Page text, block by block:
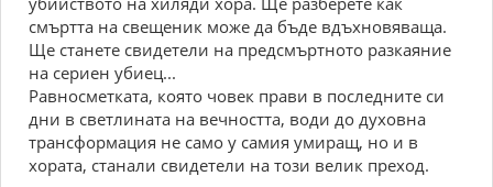
смъртта на свещеник може да бъде вдъхновяваща.
Ще станете свидетели на предсмъртното разкаяние
на сериен убиец...
Равносметката, която човек прави в последните си
дни в светлината на вечността, води до духовна
трансформация не само у самия умиращ, но и в
хората, станали свидетели на този велик преход.